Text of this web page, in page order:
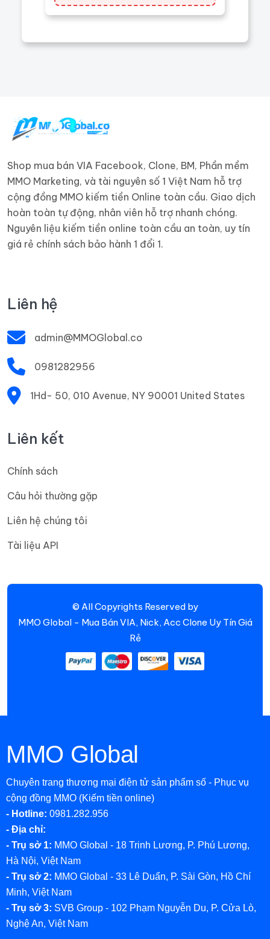
Shop mua bán VIA Facebook, Clone, BM, Phần mềm
MMO Marketing, và tài nguyên số 1 Việt Nam hỗ trợ
cộng đồng MMO kiếm tiền Online toàn cầu. Giao dịch
hoàn toàn tự động, nhân viên hỗ trợ nhanh chóng.
Nguyên liệu kiếm tiền online toàn cầu an toàn, uy tín
giá rẻ chính sách bảo hành 1 đổi 1.
Liên hệ
admin@MMOGlobal.co
0981282956
1Hd- 50, 010 Avenue, NY 90001 United States
Liên kết
Chính sách
Câu hỏi thường gặp
Liên hệ chúng tôi
Tài liệu API
© All Copyrights Reserved by
MMO Global - Mua Bán VIA, Nick, Acc Clone Uy Tín Giá
Rẻ
MMO Global
Chuyên trang thương mại điện tử sản phẩm số - Phục vụ
cộng đồng MMO (Kiếm tiền online)
- Hotline: 0981.282.956
- Địa chỉ:
- Trụ sở 1: MMO Global - 18 Trinh Lương, P. Phú Lương,
Hà Nội, Việt Nam
- Trụ sở 2: MMO Global - 33 Lê Duẩn, P. Sài Gòn, Hồ Chí
Minh, Việt Nam
- Trụ sở 3: SVB Group - 102 Phạm Nguyễn Du, P. Cửa Lò,
Nghệ An, Việt Nam